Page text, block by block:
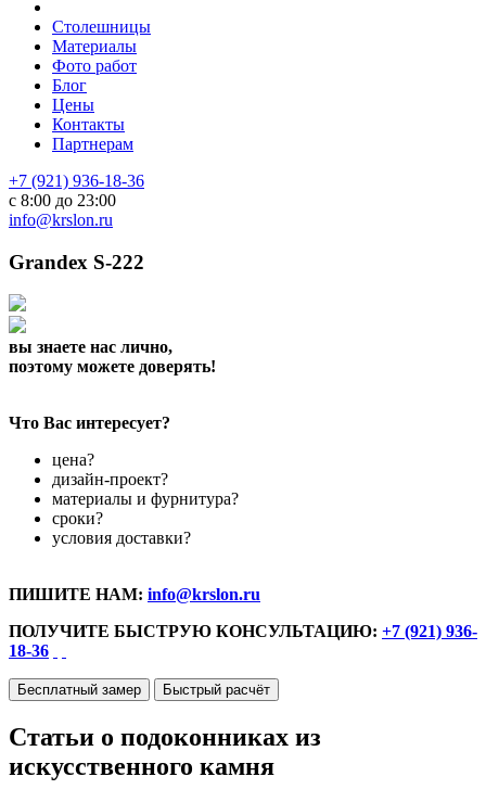
Столешницы
Материалы
Фото работ
Блог
Цены
Контакты
Партнерам
+7 (921) 936-18-36
с 8:00 до 23:00
info@krslon.ru
Grandex S-222
вы знаете нас лично,
поэтому можете доверять!
Что Вас интересует?
цена?
дизайн-проект?
материалы и фурнитура?
сроки?
условия доставки?
ПИШИТЕ НАМ: info@krslon.ru
ПОЛУЧИТЕ БЫСТРУЮ КОНСУЛЬТАЦИЮ: +7 (921) 936-
18-36
Бесплатный замер Быстрый расчёт
Статьи о подоконниках из
искусственного камня